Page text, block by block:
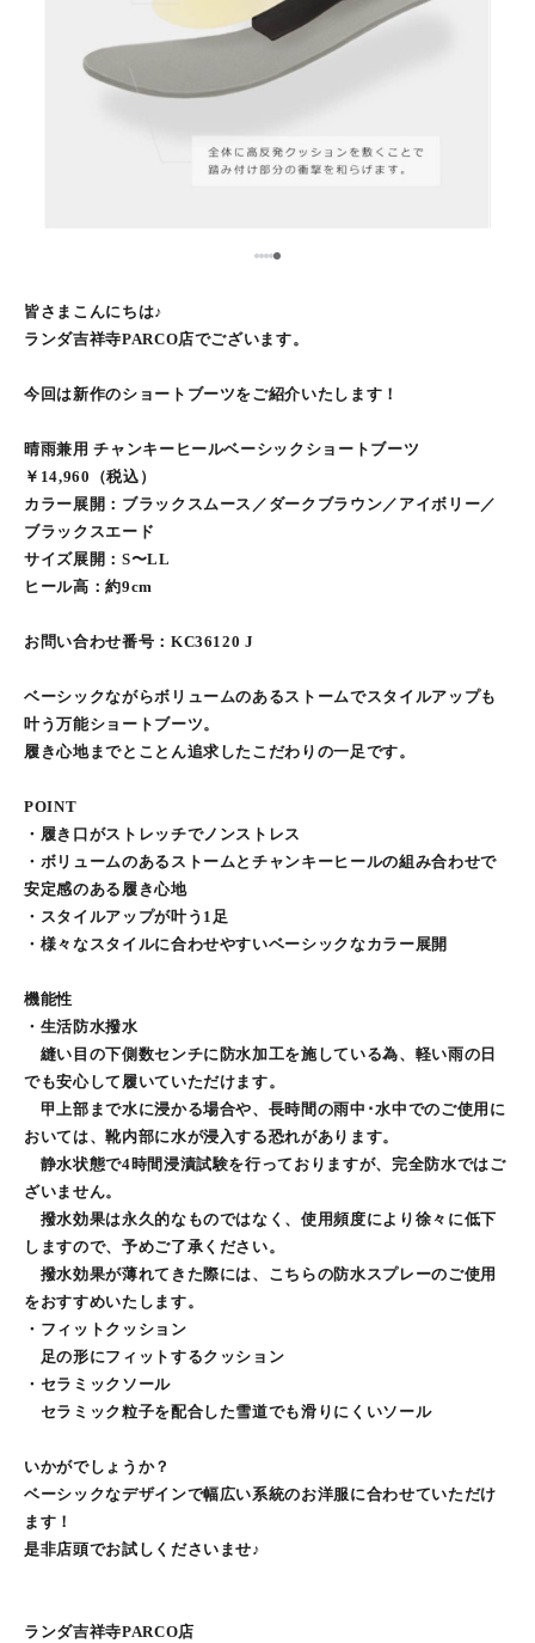
1234
皆さまこんにちは♪
ランダ吉祥寺PARCO店でございます。
今回は新作のショートブーツをご紹介いたします！
晴雨兼用 チャンキーヒールベーシックショートブーツ
￥14,960（税込）
カラー展開：ブラックスムース／ダークブラウン／アイボリー／
ブラックスエード
サイズ展開：S〜LL
ヒール高：約9cm
お問い合わせ番号：KC36120 J
ベーシックながらボリュームのあるストームでスタイルアップも
叶う万能ショートブーツ。
履き心地までとことん追求したこだわりの一足です。
POINT
・履き口がストレッチでノンストレス
・ボリュームのあるストームとチャンキーヒールの組み合わせで
安定感のある履き心地
・スタイルアップが叶う1足
・様々なスタイルに合わせやすいベーシックなカラー展開
機能性
・生活防水撥水
縫い目の下側数センチに防水加工を施している為、軽い雨の日
でも安心して履いていただけます。
甲上部まで水に浸かる場合や、長時間の雨中･水中でのご使用に
おいては、靴内部に水が浸入する恐れがあります。
静水状態で4時間浸漬試験を行っておりますが、完全防水ではご
ざいません。
撥水効果は永久的なものではなく、使用頻度により徐々に低下
しますので、予めご了承ください。
撥水効果が薄れてきた際には、こちらの防水スプレーのご使用
をおすすめいたします。
・フィットクッション
足の形にフィットするクッション
・セラミックソール
セラミック粒子を配合した雪道でも滑りにくいソール
いかがでしょうか？
ベーシックなデザインで幅広い系統のお洋服に合わせていただけ
ます！
是非店頭でお試しくださいませ♪
ランダ吉祥寺PARCO店